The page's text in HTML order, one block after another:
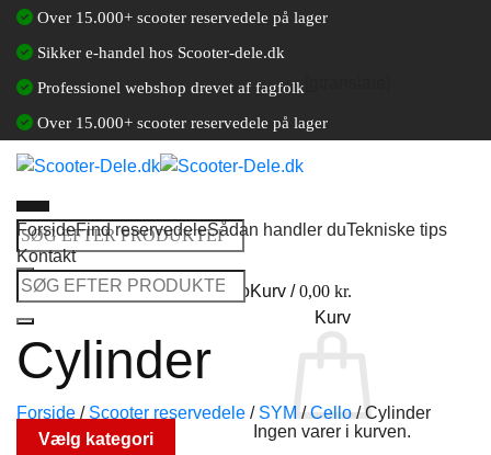
Fortsæt
indhold
Over 15.000+ scooter reservedele på lager
Sikker e-handel hos Scooter-dele.dk
Professionel webshop drevet af fagfolk
Over 15.000+ scooter reservedele på lager
Søg
efter:
Log ind / Opret en kundekontoKurv /0,00 kr.
Kurv
Ingen varer i kurven.
ForsideFind reservedeleSådan handler duTekniske tips
Kontakt
Søg
efter:
Cylinder
Forside / Scooter reservedele / SYM / Cello /Cylinder
Vælg kategori